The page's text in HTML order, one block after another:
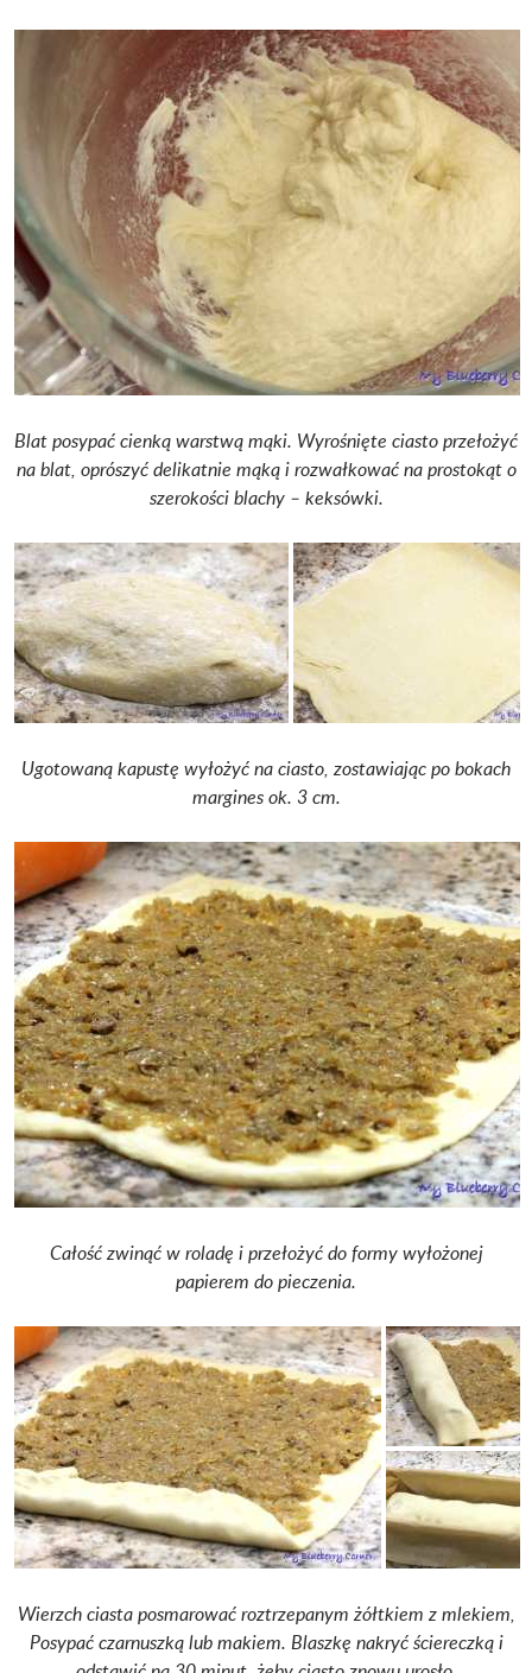
Blat posypać cienką warstwą mąki. Wyrośnięte ciasto przełożyć
na blat, oprószyć delikatnie mąką i rozwałkować na prostokąt o
szerokości blachy – keksówki.
Ugotowaną kapustę wyłożyć na ciasto, zostawiając po bokach
margines ok. 3 cm.
Całość zwinąć w roladę i przełożyć do formy wyłożonej
papierem do pieczenia.
Wierzch ciasta posmarować roztrzepanym żółtkiem z mlekiem,
Posypać czarnuszką lub makiem. Blaszkę nakryć ściereczką i